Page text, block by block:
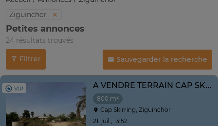
Ziguinchor
Petites annonces
24 résultats trouvés
Filtrer Sauvegarder la recherche
VIP A VENDRE TERRAIN CAP SKIRRING 800m2
800 m²
Cap Skirring, Ziguinchor
21. juil., 13:52